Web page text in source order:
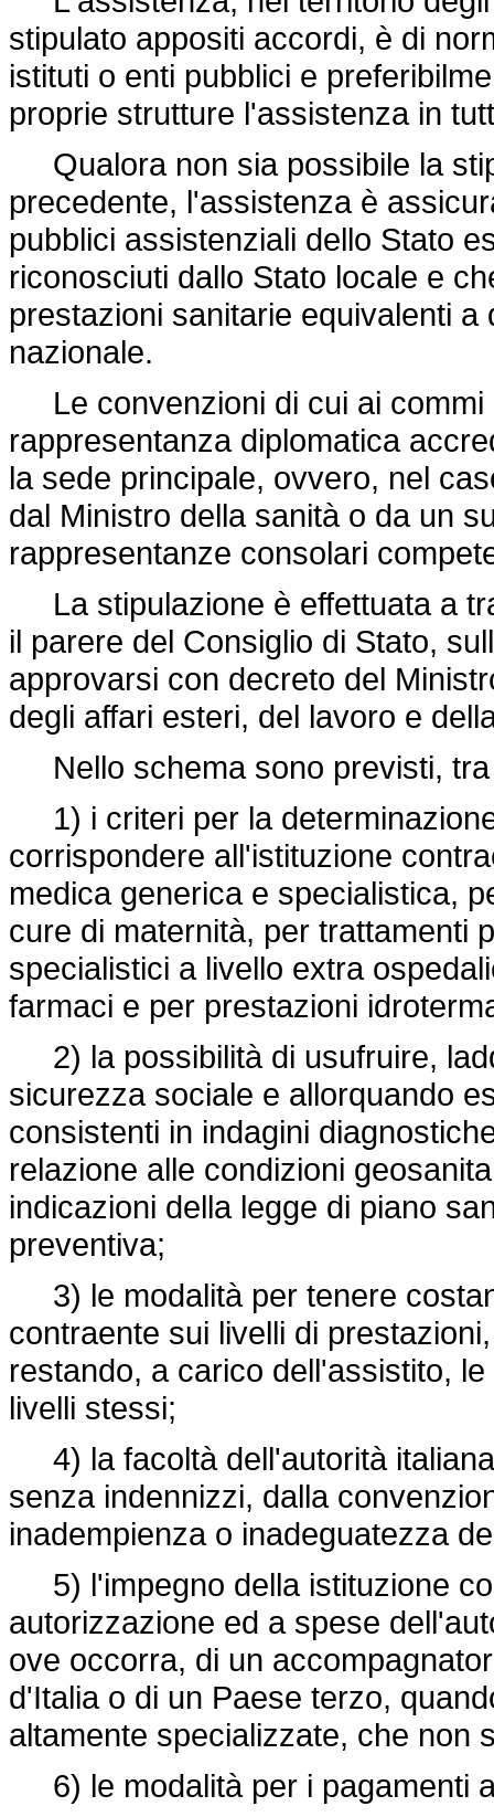
stipulato appositi accordi, è di
istituti o enti pubblici e
proprie strutture l'assistenza in
Qualora non sia possibile la
precedente, l'assistenza è
pubblici assistenziali dello Stato
riconosciuti dallo Stato locale e
prestazioni sanitarie equivalenti
nazionale.
Le convenzioni di cui ai commi
rappresentanza diplomatica
la sede principale, ovvero, nel
dal Ministro della sanità o da un
rappresentanze consolari
La stipulazione è effettuata a
il parere del Consiglio di Stato,
approvarsi con decreto del
degli affari esteri, del lavoro e
Nello schema sono previsti, tra
1) i criteri per la
corrispondere all'istituzione
medica generica e specialistica,
cure di maternità, per trattamenti
specialistici a livello extra
farmaci e per prestazioni
2) la possibilità di usufruire,
sicurezza sociale e allorquando
consistenti in indagini
relazione alle condizioni
indicazioni della legge di piano
preventiva;
3) le modalità per tenere
contraente sui livelli di
restando, a carico dell'assistito,
livelli stessi;
4) la facoltà dell'autorità
senza indennizzi, dalla
inadempienza o inadeguatezza
5) l'impegno della istituzione
autorizzazione ed a spese
ove occorra, di un
d'Italia o di un Paese terzo,
altamente specializzate, che non
6) le modalità per i pagamenti